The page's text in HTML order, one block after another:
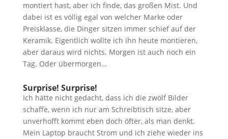
montiert hast, aber ich finde, das großen Mist. Und
dabei ist es völlig egal von welcher Marke oder
Preisklasse, die Dinger sitzen immer schief auf der
Keramik. Eigentlich wollte ich ihn heute montieren,
aber daraus wird nichts. Morgen ist auch noch ein
Tag. Oder übermorgen…
Surprise! Surprise!
Ich hätte nicht gedacht, dass ich die zwölf Bilder
schaffe, wenn ich nur am Schreibtisch sitze, aber
unverhofft kommt eben doch öfter, als man denkt.
Mein Laptop braucht Strom und ich ziehe wieder ins